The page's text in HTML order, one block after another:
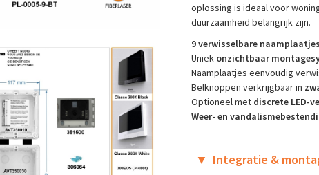
oplossing is ideaal voor
duurzaamheid belangrijk zijn.
9 verwisselbare
Uniek onzichtbaar
Naamplaatjes eenvoudig
Belknoppen verkrijgbaar in
Optioneel met discrete LED-
Weer- en
▼ Integratie &